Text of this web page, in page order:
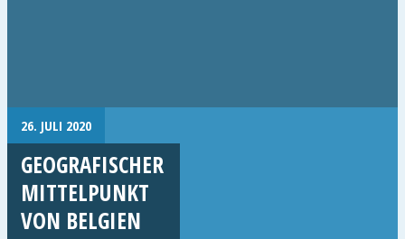
26. JULI 2020
GEOGRAFISCHER
MITTELPUNKT
VON BELGIEN